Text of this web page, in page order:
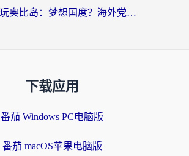
英国怎么玩奥比岛：梦想国度？海外党不卡攻略+加速器选择秘籍
下载应用
番茄 Windows PC电脑版
番茄 macOS苹果电脑版